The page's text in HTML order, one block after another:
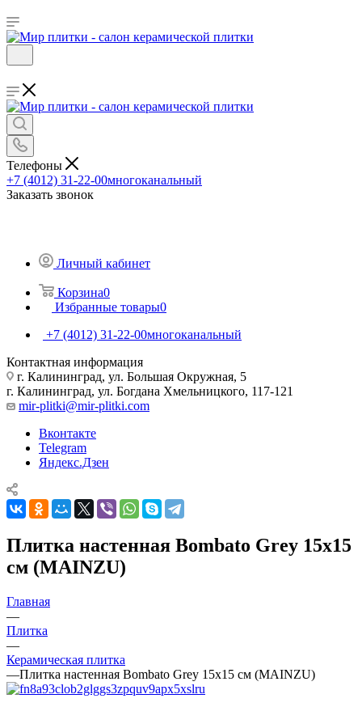
Телефоны
+7 (4012) 31-22-00многоканальный
Заказать звонок
Личный кабинет
Корзина0
Избранные товары0
+7 (4012) 31-22-00многоканальный
Контактная информация
г. Калининград, ул. Большая Окружная, 5
г. Калининград, ул. Богдана Хмельницкого, 117-121
mir-plitki@mir-plitki.com
Вконтакте
Telegram
Яндекс.Дзен
Плитка настенная Bombato Grey 15x15
см (MAINZU)
Главная
—
Плитка
—
Керамическая плитка
—Плитка настенная Bombato Grey 15x15 см (MAINZU)